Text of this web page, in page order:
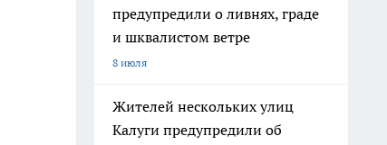
предупредили о ливнях, граде
и шквалистом ветре
8 июля
Жителей нескольких улиц
Калуги предупредили об